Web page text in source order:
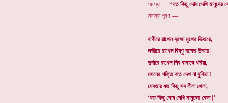
সমস্যা --- “যত কিছু দোষ দেখি মানুষের
সমস্যা পূরণ ---
বাণীরে রাখেন ব্রহ্মা মুখের ভিতরে,
লক্ষ্মীরে রাখেন বিষ্ণু বক্ষের উপরে |
দুর্গারে রাখেন শিব বামাঙ্গে ধরিয়া,
মদনের শক্তি কত দেখ না বুঝিয়া !
দেবতার যত কিছু সব লীলা খেলা,
‘যত কিছু দোষ দেখি মানুষের বেলা |’